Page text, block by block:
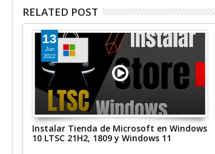
RELATED POST
13
Jun
2022
Instalar Tienda de Microsoft en Windows
10 LTSC 21H2, 1809 y Windows 11